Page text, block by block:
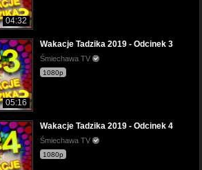
04:32
05:16
Wakacje Tadzika 2019 - Odcinek 3
Śmiechawa TV
1080p
Wakacje Tadzika 2019 - Odcinek 4
Śmiechawa TV
1080p